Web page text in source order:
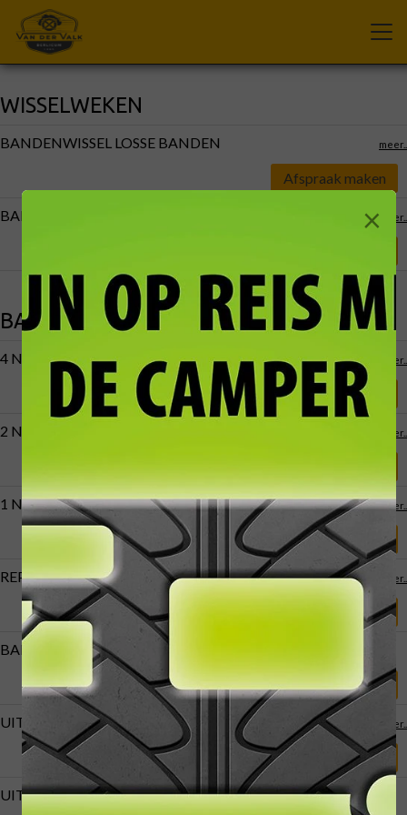
WISSELWEKEN
BANDENWISSEL LOSSE BANDEN
Afspraak maken
meer..
BANDENWISSEL WIELENSET meer..
BANDENSERVICE
4 NIEUWE BANDEN
Afspraak maken
meer..
2 NIEUWE BANDEN meer..
1 NIEUWE BAND
Afspraak maken
meer..
REP. BAND(EN)
Afspraak maken
meer..
BALANCEREN
Afspraak maken
UITLIJNEN PERSONENWAGEN
Afspraak maken
meer..
UITLIJNEN BEDRIJFSWAGEN
×